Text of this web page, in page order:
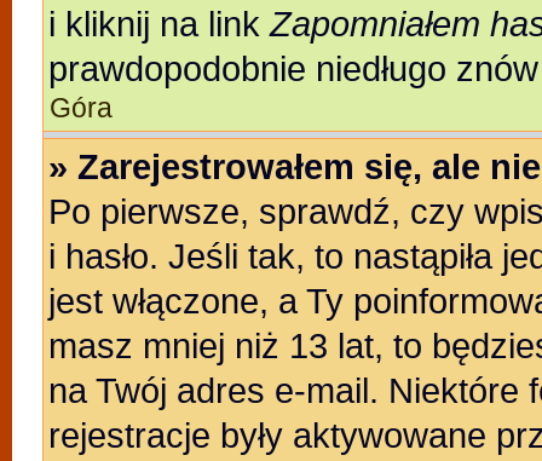
i kliknij na linkZapomniałem
prawdopodobnie niedługo
Góra
» Zarejestrowałem się, ale
Po pierwsze, sprawdź, czy
i hasło. Jeśli tak, to nastąpiła
jest włączone, a Ty
masz mniej niż 13 lat, to
na Twój adres e-mail. Niektóre
rejestracje były aktywowane